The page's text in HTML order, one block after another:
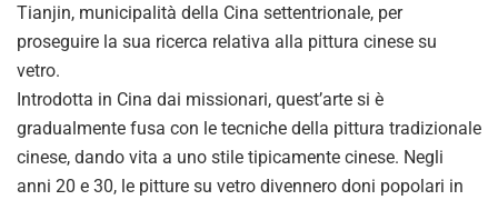
Tianjin, municipalità della Cina settentrionale, per
proseguire la sua ricerca relativa alla pittura cinese su
vetro.
Introdotta in Cina dai missionari, quest’arte si è
gradualmente fusa con le tecniche della pittura tradizionale
cinese, dando vita a uno stile tipicamente cinese. Negli
anni 20 e 30, le pitture su vetro divennero doni popolari in